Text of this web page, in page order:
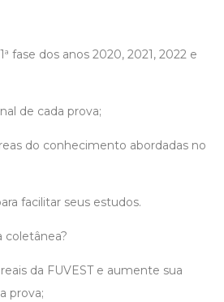
fase dos anos 2020, 2021, 2022 e
de cada prova;
do conhecimento abordadas no
facilitar seus estudos.
coletânea?
da FUVEST e aumente sua
prova;